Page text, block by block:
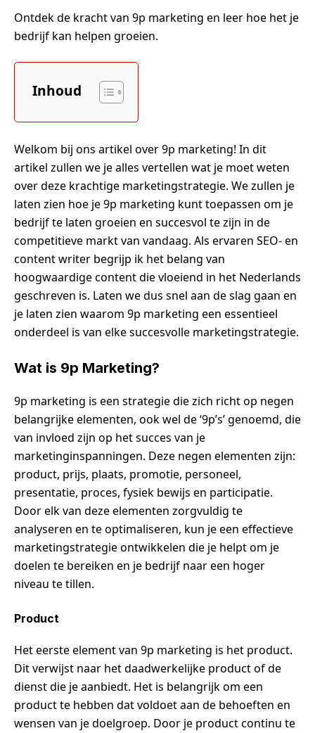
Ontdek de kracht van 9p marketing en leer hoe het je
bedrijf kan helpen groeien.
Inhoud
Welkom bij ons artikel over 9p marketing! In dit
artikel zullen we je alles vertellen wat je moet weten
over deze krachtige marketingstrategie. We zullen je
laten zien hoe je 9p marketing kunt toepassen om je
bedrijf te laten groeien en succesvol te zijn in de
competitieve markt van vandaag. Als ervaren SEO- en
content writer begrijp ik het belang van
hoogwaardige content die vloeiend in het Nederlands
geschreven is. Laten we dus snel aan de slag gaan en
je laten zien waarom 9p marketing een essentieel
onderdeel is van elke succesvolle marketingstrategie.
Wat is 9p Marketing?
9p marketing is een strategie die zich richt op negen
belangrijke elementen, ook wel de ‘9p’s’ genoemd, die
van invloed zijn op het succes van je
marketinginspanningen. Deze negen elementen zijn:
product, prijs, plaats, promotie, personeel,
presentatie, proces, fysiek bewijs en participatie.
Door elk van deze elementen zorgvuldig te
analyseren en te optimaliseren, kun je een effectieve
marketingstrategie ontwikkelen die je helpt om je
doelen te bereiken en je bedrijf naar een hoger
niveau te tillen.
Product
Het eerste element van 9p marketing is het product.
Dit verwijst naar het daadwerkelijke product of de
dienst die je aanbiedt. Het is belangrijk om een
product te hebben dat voldoet aan de behoeften en
wensen van je doelgroep. Door je product continu te